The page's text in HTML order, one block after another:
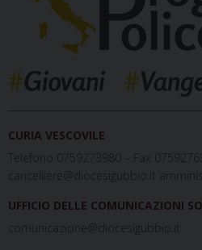
CURIA VESCOVILE
Telefono 0759273980 – Fax
cancelliere@diocesigubbio.it
UFFICIO DELLE COMUNICAZIONI
comunicazione@diocesigubbio.it